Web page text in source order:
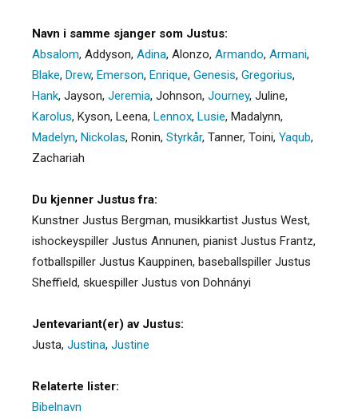
Navn i samme sjanger som Justus:
Absalom, Addyson, Adina, Alonzo, Armando, Armani,
Blake, Drew, Emerson, Enrique, Genesis, Gregorius,
Hank, Jayson, Jeremia, Johnson, Journey, Juline,
Karolus, Kyson, Leena, Lennox, Lusie, Madalynn,
Madelyn, Nickolas, Ronin, Styrkår, Tanner, Toini, Yaqub,
Zachariah
Du kjenner Justus fra:
Kunstner Justus Bergman, musikkartist Justus West,
ishockeyspiller Justus Annunen, pianist Justus Frantz,
fotballspiller Justus Kauppinen, baseballspiller Justus
Sheffield, skuespiller Justus von Dohnányi
Jentevariant(er) av Justus:
Justa, Justina, Justine
Relaterte lister:
Bibelnavn